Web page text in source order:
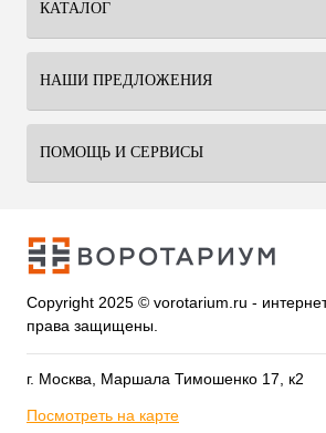
КАТАЛОГ
НАШИ ПРЕДЛОЖЕНИЯ
ПОМОЩЬ И СЕРВИСЫ
Copyright 2025 © vorotarium.ru -
права защищены.
г. Москва, Маршала Тимошенко 17, к2
Посмотреть на карте